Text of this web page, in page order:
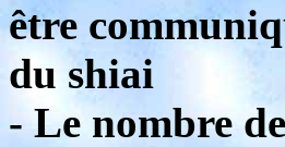
être
du shiai
- Le nombre